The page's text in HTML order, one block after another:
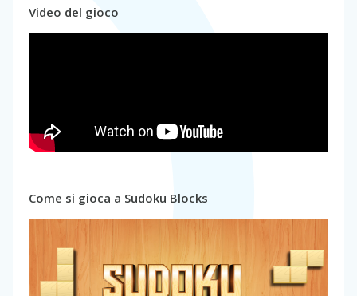
Video del gioco
Come si gioca a Sudoku Blocks